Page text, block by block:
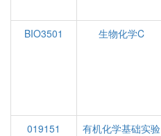
BIO3501
生物化学C
019151
有机化学基础实验